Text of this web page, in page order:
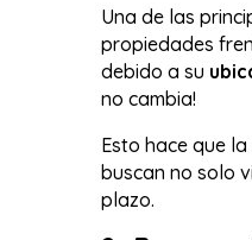
Una de las
propiedades
debido a su
no cambia!
Esto hace que
buscan no solo
plazo.